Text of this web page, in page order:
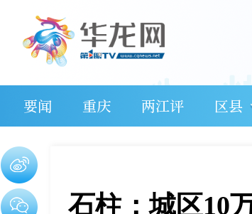
要闻 重庆 两江评 区县
石柱：城区10